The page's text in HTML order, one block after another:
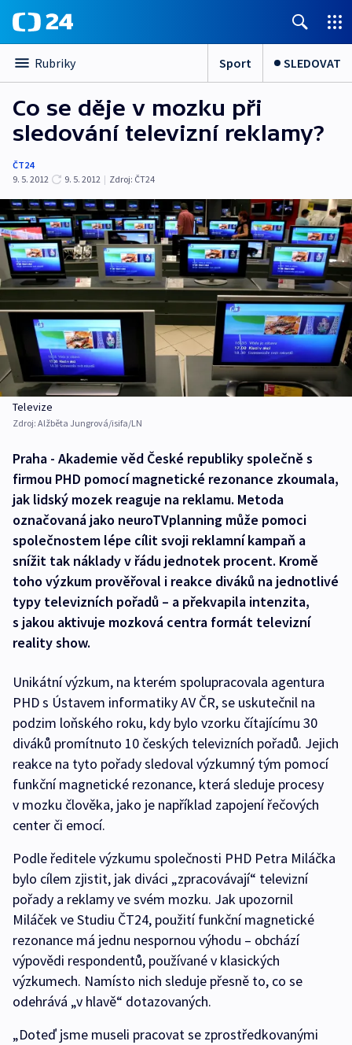
Rubriky Sport SLEDOVAT
Co se děje v mozku při
sledování televizní reklamy?
ČT24
9. 5. 2012
9. 5. 2012 | Zdroj: ČT24
Televize
Zdroj: Alžběta Jungrová/isifa/LN
Praha - Akademie věd České republiky společně s
firmou PHD pomocí magnetické rezonance zkoumala,
jak lidský mozek reaguje na reklamu. Metoda
označovaná jako neuroTVplanning může pomoci
společnostem lépe cílit svoji reklamní kampaň a
snížit tak náklady v řádu jednotek procent. Kromě
toho výzkum prověřoval i reakce diváků na jednotlivé
typy televizních pořadů – a překvapila intenzita,
s jakou aktivuje mozková centra formát televizní
reality show.
Unikátní výzkum, na kterém spolupracovala agentura
PHD s Ústavem informatiky AV ČR, se uskutečnil na
podzim loňského roku, kdy bylo vzorku čítajícímu 30
diváků promítnuto 10 českých televizních pořadů. Jejich
reakce na tyto pořady sledoval výzkumný tým pomocí
funkční magnetické rezonance, která sleduje procesy
v mozku člověka, jako je například zapojení řečových
center či emocí.
Podle ředitele výzkumu společnosti PHD Petra Miláčka
bylo cílem zjistit, jak diváci „zpracovávají“ televizní
pořady a reklamy ve svém mozku. Jak upozornil
Miláček ve Studiu ČT24, použití funkční magnetické
rezonance má jednu nespornou výhodu – obchází
výpovědi respondentů, používané v klasických
výzkumech. Namísto nich sleduje přesně to, co se
odehrává „v hlavě“ dotazovaných.
„Doteď jsme museli pracovat se zprostředkovanými